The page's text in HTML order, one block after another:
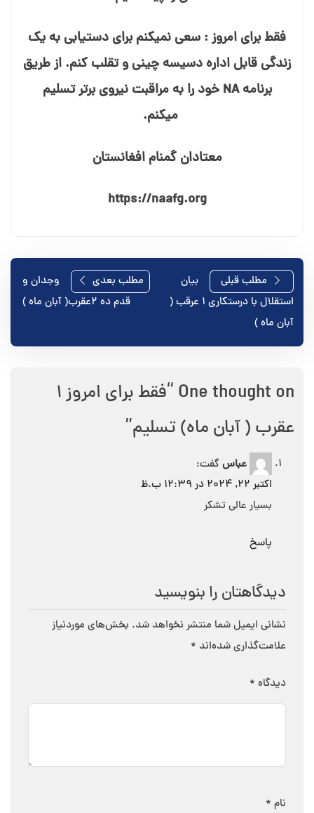
فقط برای امروز : سعی نمی⁯کنم برای دستیابی به یک
زندگی قابل اداره دسیسه⁯ چینی و تقلب کنم. از طریق
برنامه NA خود را به مراقبت نیروی برتر تسلیم
می⁯کنم.
معتادان گمنام افغانستان
https://naafg.org
راهبری
نوشته
مطلب قبلی
بیان
استقلال با درستکاری ۱ عرقب (
آبان ماه )
مطلب بعدی
وجدان و
قدم ده ۲عقرب( آبان ماه )
One thought on “
فقط برای امروز ۱
عقرب ( آبان ماه) تسلیم”
عباسگفت:
اکتبر 22, 2024 در 12:39 ب.ظ
بسیار عالی تشکر
پاسخ
دیدگاهتان را بنویسید
نشانی ایمیل شما منتشر نخواهد شد. بخش‌های موردنیاز
علامت‌گذاری شده‌اند *
دیدگاه *
نام *